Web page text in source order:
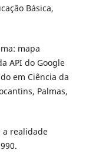
Básica,
mapa
API do Google
em Ciência da
Palmas,
a realidade